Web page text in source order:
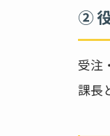
②
受注
課長